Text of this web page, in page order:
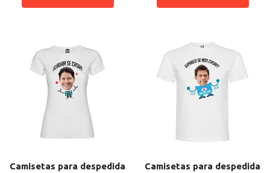
Camisetas para despedida
Camisetas para despedida